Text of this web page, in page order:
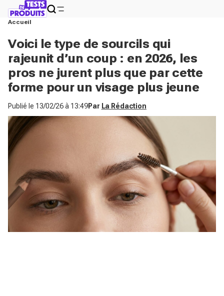
Accueil
Voici le type de sourcils qui
rajeunit d’un coup : en 2026, les
pros ne jurent plus que par cette
forme pour un visage plus jeune
Publié le 13/02/26 à 13:49Par La Rédaction